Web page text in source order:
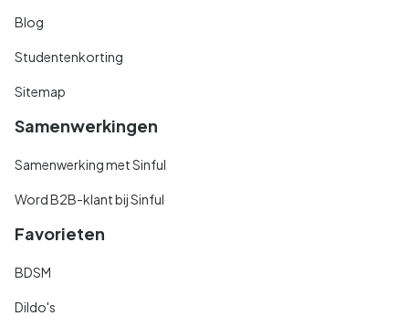
Blog
Studentenkorting
Sitemap
Samenwerkingen
Samenwerking met Sinful
Word B2B-klant bij Sinful
Favorieten
BDSM
Dildo's